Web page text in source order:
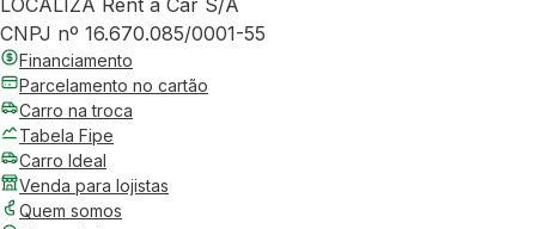
LOCALIZA Rent a Car S/A
CNPJ nº 16.670.085/0001-55
Financiamento
Parcelamento no cartão
Carro na troca
Tabela Fipe
Carro Ideal
Venda para lojistas
Quem somos